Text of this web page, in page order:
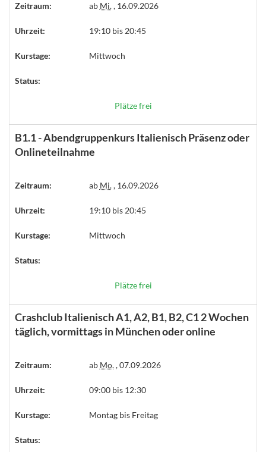
Zeitraum: ab Mi., 16.09.2026
Uhrzeit: 19:10 bis 20:45
Kurstage: Mittwoch
Status:
Plätze frei
B1.1 - Abendgruppenkurs Italienisch Präsenz oder
Onlineteilnahme
Zeitraum: ab Mi., 16.09.2026
Uhrzeit: 19:10 bis 20:45
Kurstage: Mittwoch
Status:
Plätze frei
Crashclub Italienisch A1, A2, B1, B2, C1 2 Wochen
täglich, vormittags in München oder online
Zeitraum: ab Mo., 07.09.2026
Uhrzeit: 09:00 bis 12:30
Kurstage: Montag bis Freitag
Status: